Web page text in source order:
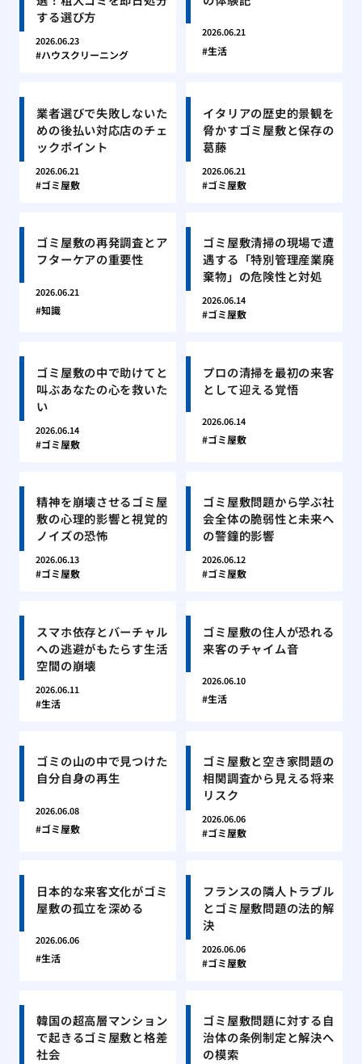
する選び方
2026.06.23
ハウスクリーニング
2026.06.21
生活
業者選びで失敗しないた
めの後払い対応店のチェ
ックポイント
2026.06.21
ゴミ屋敷
イタリアの歴史的景観を
脅かすゴミ屋敷と保存の
葛藤
2026.06.21
ゴミ屋敷
ゴミ屋敷の再発調査とア
フターケアの重要性
2026.06.21
知識
ゴミ屋敷清掃の現場で遭
遇する「特別管理産業廃
棄物」の危険性と対処
2026.06.14
ゴミ屋敷
ゴミ屋敷の中で助けてと
叫ぶあなたの心を救いた
い
2026.06.14
ゴミ屋敷
プロの清掃を最初の来客
として迎える覚悟
2026.06.14
ゴミ屋敷
精神を崩壊させるゴミ屋
敷の心理的影響と視覚的
ノイズの恐怖
2026.06.13
ゴミ屋敷
ゴミ屋敷問題から学ぶ社
会全体の脆弱性と未来へ
の警鐘的影響
2026.06.12
ゴミ屋敷
スマホ依存とバーチャル
への逃避がもたらす生活
空間の崩壊
2026.06.11
生活
ゴミ屋敷の住人が恐れる
来客のチャイム音
2026.06.10
生活
ゴミの山の中で見つけた
自分自身の再生
2026.06.08
ゴミ屋敷
ゴミ屋敷と空き家問題の
相関調査から見える将来
リスク
2026.06.06
ゴミ屋敷
日本的な来客文化がゴミ
屋敷の孤立を深める
2026.06.06
生活
フランスの隣人トラブル
とゴミ屋敷問題の法的解
決
2026.06.06
ゴミ屋敷
韓国の超高層マンション
で起きるゴミ屋敷と格差
社会
ゴミ屋敷問題に対する自
治体の条例制定と解決へ
の模索